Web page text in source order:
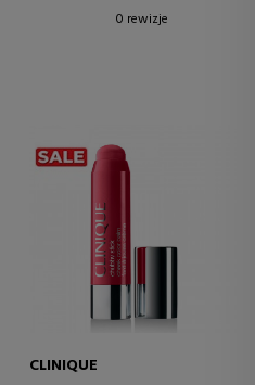
0 rewizje
CLINIQUE